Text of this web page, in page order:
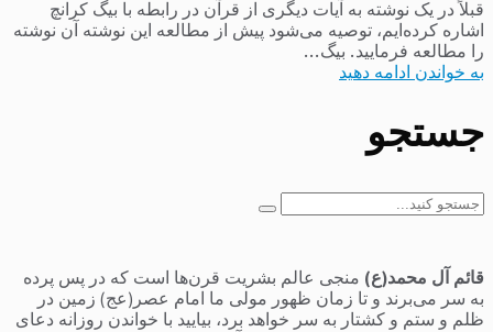
قبلاً در یک نوشته به آیات دیگری از قرآن در رابطه با بیگ کرانچ
اشاره کرده‌ایم، توصیه می‌شود پیش از مطالعه این نوشته آن نوشته
را مطالعه فرمایید. بیگ...
به خواندن ادامه دهید
جستجو
جستجو
قائم آل محمد(ع) منجی عالم بشریت قرن‌ها است که در پس پرده
به سر می‌برند و تا زمان ظهور مولی ما امام عصر(عج) زمین در
ظلم و ستم و کشتار به سر خواهد برد، بیایید با خواندن روزانه دعای